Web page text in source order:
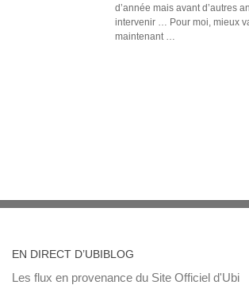
d’année mais avant d’autres
intervenir … Pour moi, mieux
maintenant …
EN DIRECT D’UBIBLOG
Les flux en provenance du Site Officiel d'Ubi